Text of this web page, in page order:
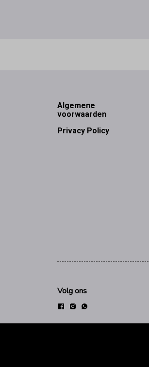
Footer
Algemene
voorwaarden
Privacy Policy
Volg ons